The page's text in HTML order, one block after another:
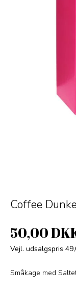
Coffee
50,00
Vejl. udsalgspris
Småkage med